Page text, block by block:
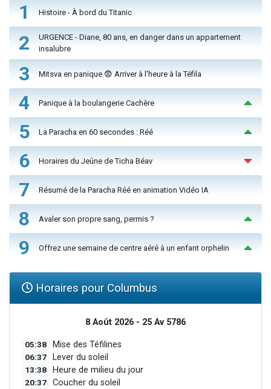
1 Histoire - À bord du Titanic
2
URGENCE - Diane, 80 ans, en danger dans un appartement
insalubre
3 Mitsva en panique 😨 Arriver à l'heure à la Téfila
4 Panique à la boulangerie Cachère
5 La Paracha en 60 secondes : Réé
6 Horaires du Jeûne de Ticha Béav
7 Résumé de la Paracha Réé en animation Vidéo IA
8 Avaler son propre sang, permis ?
9 Offrez une semaine de centre aéré à un enfant orphelin
Horaires pour Columbus
8 Août 2026 - 25 Av 5786
05:38 Mise des Téfilines
06:37 Lever du soleil
13:38 Heure de milieu du jour
20:37 Coucher du soleil